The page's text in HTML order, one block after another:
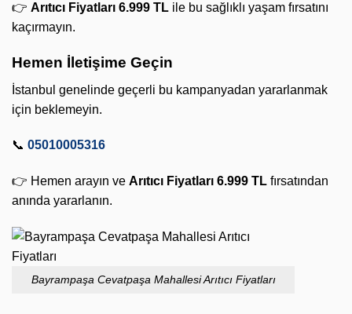
👉 Arıtıcı Fiyatları 6.999 TL ile bu sağlıklı yaşam fırsatını
kaçırmayın.
Hemen İletişime Geçin
İstanbul genelinde geçerli bu kampanyadan yararlanmak
için beklemeyin.
📞 05010005316
👉 Hemen arayın ve Arıtıcı Fiyatları 6.999 TL fırsatından
anında yararlanın.
Bayrampaşa Cevatpaşa Mahallesi Arıtıcı Fiyatları